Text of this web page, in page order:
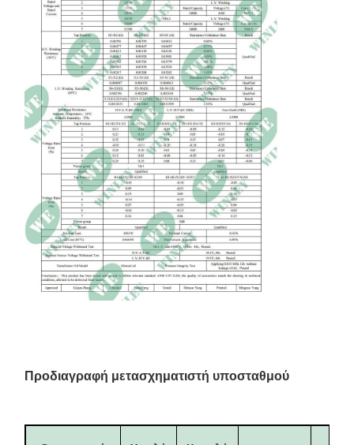
Προδιαγραφή μετασχηματιστή υποσταθμού